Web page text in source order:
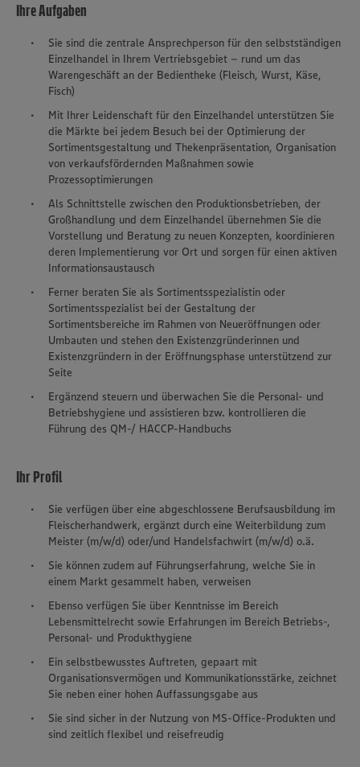
Ihre Aufgaben
Sie sind die zentrale Ansprechperson für den selbstständigen
Einzelhandel in Ihrem Vertriebsgebiet – rund um das
Warengeschäft an der Bedientheke (Fleisch, Wurst, Käse,
Fisch)
Mit Ihrer Leidenschaft für den Einzelhandel unterstützen Sie
die Märkte bei jedem Besuch bei der Optimierung der
Sortimentsgestaltung und Thekenpräsentation, Organisation
von verkaufsfördernden Maßnahmen sowie
Prozessoptimierungen
Als Schnittstelle zwischen den Produktionsbetrieben, der
Großhandlung und dem Einzelhandel übernehmen Sie die
Vorstellung und Beratung zu neuen Konzepten, koordinieren
deren Implementierung vor Ort und sorgen für einen aktiven
Informationsaustausch
Ferner beraten Sie als Sortimentsspezialistin oder
Sortimentsspezialist bei der Gestaltung der
Sortimentsbereiche im Rahmen von Neueröffnungen oder
Umbauten und stehen den Existenzgründerinnen und
Existenzgründern in der Eröffnungsphase unterstützend zur
Seite
Ergänzend steuern und überwachen Sie die Personal- und
Betriebshygiene und assistieren bzw. kontrollieren die
Führung des QM-/ HACCP-Handbuchs
Ihr Profil
Sie verfügen über eine abgeschlossene Berufsausbildung im
Fleischerhandwerk, ergänzt durch eine Weiterbildung zum
Meister (m/w/d) oder/und Handelsfachwirt (m/w/d) o.ä.
Sie können zudem auf Führungserfahrung, welche Sie in
einem Markt gesammelt haben, verweisen
Ebenso verfügen Sie über Kenntnisse im Bereich
Lebensmittelrecht sowie Erfahrungen im Bereich Betriebs-,
Personal- und Produkthygiene
Ein selbstbewusstes Auftreten, gepaart mit
Organisationsvermögen und Kommunikationsstärke, zeichnet
Sie neben einer hohen Auffassungsgabe aus
Sie sind sicher in der Nutzung von MS-Office-Produkten und
sind zeitlich flexibel und reisefreudig